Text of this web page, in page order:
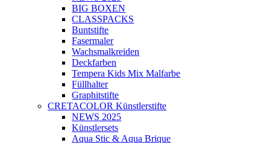
BIG BOXEN
CLASSPACKS
Buntstifte
Fasermaler
Wachsmalkreiden
Deckfarben
Tempera Kids Mix Malfarbe
Füllhalter
Graphitstifte
CRETACOLOR Künstlerstifte
NEWS 2025
Künstlersets
Aqua Stic & Aqua Brique